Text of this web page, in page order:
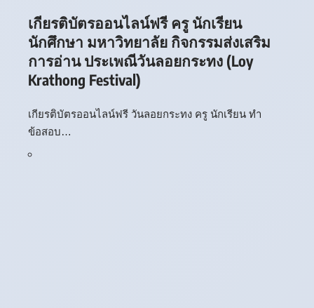
เกียรติบัตรออนไลน์ฟรี ครู นักเรียน
นักศึกษา มหาวิทยาลัย กิจกรรมส่งเสริม
การอ่าน ประเพณีวันลอยกระทง (Loy
Krathong Festival)
เกียรติบัตรออนไลน์ฟรี วันลอยกระทง ครู นักเรียน ทำ
ข้อสอบ…